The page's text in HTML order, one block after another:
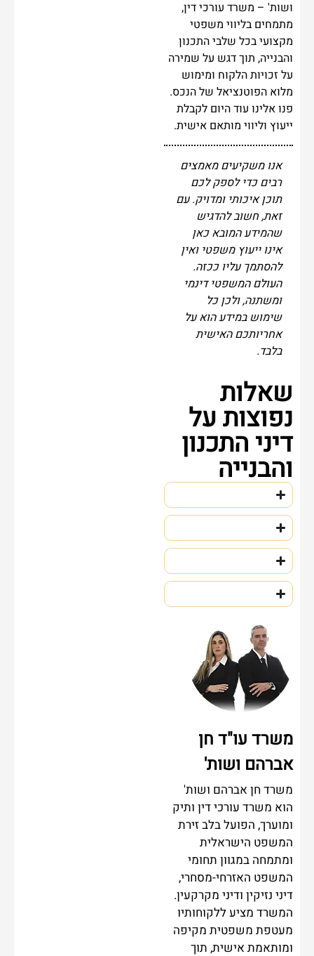
ושות' – משרד עורכי דין,
מתמחים בליווי משפטי
מקצועי בכל שלבי התכנון
והבנייה, תוך דגש על שמירה
על זכויות הלקוח ומימוש
מלוא הפוטנציאל של הנכס.
פנו אלינו עוד היום לקבלת
ייעוץ וליווי מותאם אישית.
אנו משקיעים מאמצים
רבים כדי לספק לכם
תוכן איכותי ומדויק. עם
זאת, חשוב להדגיש
שהמידע המובא כאן
אינו ייעוץ משפטי ואין
להסתמך עליו ככזה.
העולם המשפטי דינמי
ומשתנה, ולכן כל
שימוש במידע הוא על
אחריותכם האישית
בלבד.
שאלות
נפוצות על
דיני התכנון
והבנייה
משרד עו"ד חן
אברהם ושות'
משרד חן אברהם ושות'
הוא משרד עורכי דין ותיק
ומוערך, הפועל בלב זירת
המשפט הישראלית
ומתמחה במגוון תחומי
המשפט האזרחי-מסחרי,
דיני נזיקין ודיני מקרקעין.
המשרד מציע ללקוחותיו
מעטפת משפטית מקיפה
ומותאמת אישית, תוך